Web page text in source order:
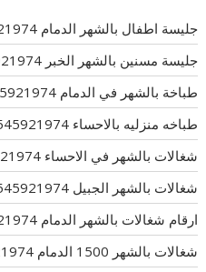
جليسة اطفال بالشهر الدمام 0545921974
جليسة مسنين بالشهر الخبر 0545921974
طباخة بالشهر في الدمام 0545921974
طباخه منزليه بالاحساء 0545921974
شغالات بالشهر في الاحساء 0545921974
شغالات بالشهر الجبيل 0545921974
ارقام شغالات بالشهر الدمام 0545921974
شغالات بالشهر 1500 الدمام 0545921974